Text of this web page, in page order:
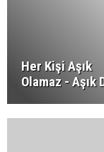
Her Kişi Aşık
Olamaz - Aşık